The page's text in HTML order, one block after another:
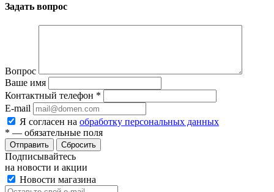
Задать вопрос
Вопрос
Ваше имя
Контактный телефон *
E-mail
Я согласен на обработку персональных данных
* — обязательные поля
Сбросить
Подписывайтесь
на новости и акции
Новости магазина